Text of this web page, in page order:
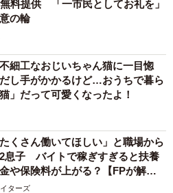
料提供 「一市民としてお礼を」
の輪
細工なおじいちゃん猫に一目惚
し手がかかるけど…おうちで暮ら
」だって可愛くなったよ！
たくさん働いてほしい」と職場から
息子 バイトで稼ぎすぎると扶養
や保険料が上がる？【FPが解
ターズ